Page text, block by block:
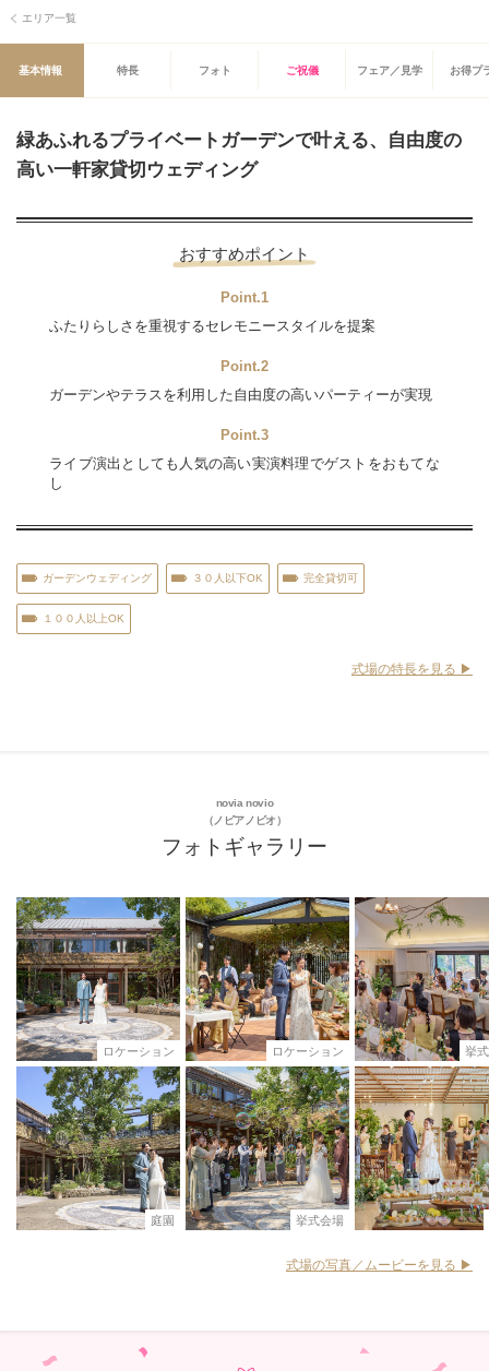
エリア一覧
基本情報 特長 フォト ご祝儀 フェア／見学 お得プ
緑あふれるプライベートガーデンで叶える、自由度の
高い一軒家貸切ウェディング
おすすめポイント
Point.1
ふたりらしさを重視するセレモニースタイルを提案
Point.2
ガーデンやテラスを利用した自由度の高いパーティーが実現
Point.3
ライブ演出としても人気の高い実演料理でゲストをおもてな
し
ガーデンウェディング ３０人以下OK 完全貸切可
１００人以上OK
式場の特長を見る ▶︎
novia novio
（ノビアノビオ）
フォトギャラリー
ロケーション
庭園
ロケーション
挙式会場
挙
式場の写真／ムービーを見る ▶︎